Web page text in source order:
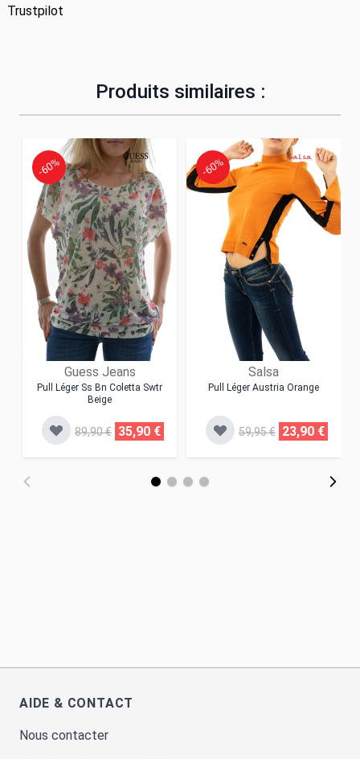
Trustpilot
Produits similaires :
Guess Jeans
Pull Léger Ss Bn Coletta Swtr
Beige
-60%
89,90 € 35,90 €
Salsa
Pull Léger Austria Orange
-60%
59,95 € 23,90 €
AIDE & CONTACT
Nous contacter